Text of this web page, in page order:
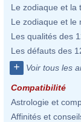
Le zodiaque et la
Le zodiaque et le
Les qualités des
Les défauts des
+ Voir tous les
Compatibilité
Astrologie et
Affinités et